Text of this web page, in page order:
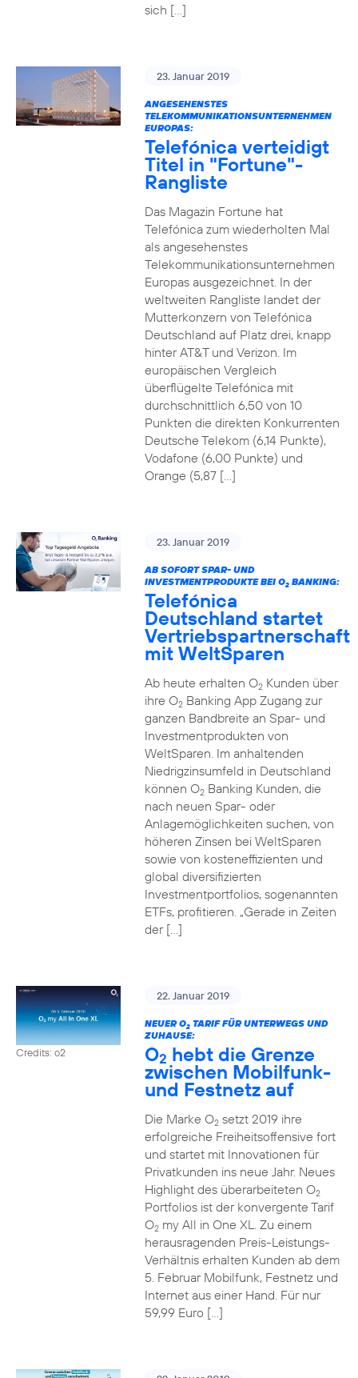
sich […]
23. Januar 2019
ANGESEHENSTES
TELEKOMMUNIKATIONSUNTERNEHMEN
EUROPAS:
Telefónica verteidigt
Titel in "Fortune"-
Rangliste
Das Magazin Fortune hat
Telefónica zum wiederholten Mal
als angesehenstes
Telekommunikationsunternehmen
Europas ausgezeichnet. In der
weltweiten Rangliste landet der
Mutterkonzern von Telefónica
Deutschland auf Platz drei, knapp
hinter AT&T und Verizon. Im
europäischen Vergleich
überflügelte Telefónica mit
durchschnittlich 6,50 von 10
Punkten die direkten Konkurrenten
Deutsche Telekom (6,14 Punkte),
Vodafone (6,00 Punkte) und
Orange (5,87 […]
23. Januar 2019
AB SOFORT SPAR- UND
INVESTMENTPRODUKTE BEI O2BANKING:
Telefónica
Deutschland startet
Vertriebspartnerschaft
mit WeltSparen
Ab heute erhalten O2Kunden über
ihre O2Banking App Zugang zur
ganzen Bandbreite an Spar- und
Investmentprodukten von
WeltSparen. Im anhaltenden
Niedrigzinsumfeld in Deutschland
können O2Banking Kunden, die
nach neuen Spar- oder
Anlagemöglichkeiten suchen, von
höheren Zinsen bei WeltSparen
sowie von kosteneffizienten und
global diversifizierten
Investmentportfolios, sogenannten
ETFs, profitieren. „Gerade in Zeiten
der […]
Credits: o2
22. Januar 2019
NEUER O2TARIF FÜR UNTERWEGS UND
ZUHAUSE:
O2 hebt die Grenze
zwischen Mobilfunk-
und Festnetz auf
Die Marke O2setzt 2019 ihre
erfolgreiche Freiheitsoffensive fort
und startet mit Innovationen für
Privatkunden ins neue Jahr. Neues
Highlight des überarbeiteten O2
Portfolios ist der konvergente Tarif
O2my All in One XL. Zu einem
herausragenden Preis-Leistungs-
Verhältnis erhalten Kunden ab dem
5. Februar Mobilfunk, Festnetz und
Internet aus einer Hand. Für nur
59,99 Euro […]